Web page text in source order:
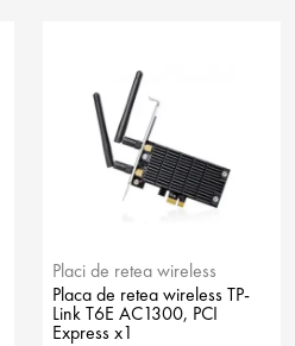
Placi de retea wireless
Placa de retea wireless TP-
Link T6E AC1300, PCI
Express x1